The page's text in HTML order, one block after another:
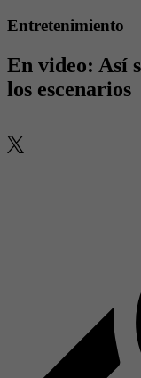
Entretenimiento
En video: Así
los escenarios